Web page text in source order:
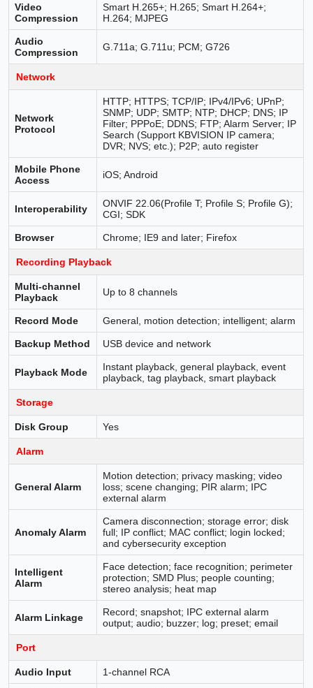
Video
Compression
Smart H.265+; H.265; Smart H.264+;
H.264; MJPEG
Audio
Compression
G.711a; G.711u; PCM; G726
Network
Network
Protocol
HTTP; HTTPS; TCP/IP; IPv4/IPv6; UPnP;
SNMP; UDP; SMTP; NTP; DHCP; DNS; IP
Filter; PPPoE; DDNS; FTP; Alarm Server; IP
Search (Support KBVISION IP camera;
DVR; NVS; etc.); P2P; auto register
Mobile Phone
Access
iOS; Android
Interoperability
ONVIF 22.06(Profile T; Profile S; Profile G);
CGI; SDK
Browser Chrome; IE9 and later; Firefox
Recording Playback
Multi-channel
Playback
Up to 8 channels
Record Mode General, motion detection; intelligent; alarm
Backup Method USB device and network
Playback Mode
Instant playback, general playback, event
playback, tag playback, smart playback
Storage
Disk Group Yes
Alarm
General Alarm
Motion detection; privacy masking; video
loss; scene changing; PIR alarm; IPC
external alarm
Anomaly Alarm
Camera disconnection; storage error; disk
full; IP conflict; MAC conflict; login locked;
and cybersecurity exception
Intelligent
Alarm
Face detection; face recognition; perimeter
protection; SMD Plus; people counting;
stereo analysis; heat map
Alarm Linkage
Record; snapshot; IPC external alarm
output; audio; buzzer; log; preset; email
Port
Audio Input 1-channel RCA